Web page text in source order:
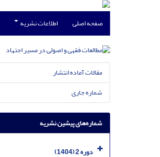
صفحه اصلی اطلاعات نشریه
مقالات آماده انتشار
شماره جاری
شماره‌های پیشین نشریه
دوره 2 (1404)